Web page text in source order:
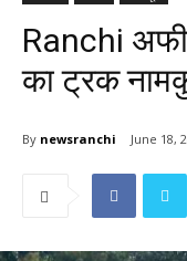
Ranchi
का ट्रक
By newsranchi June 18,